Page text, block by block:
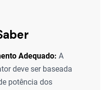
Adequado: A
deve ser baseada
potência dos